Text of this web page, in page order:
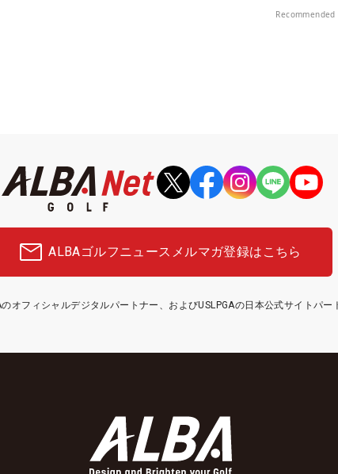
Recommended
ALBAゴルフニュース メルマガ登録はこちら
オフィシャルデジタルパートナー、およびUSLPGAの日本公式サイトパー